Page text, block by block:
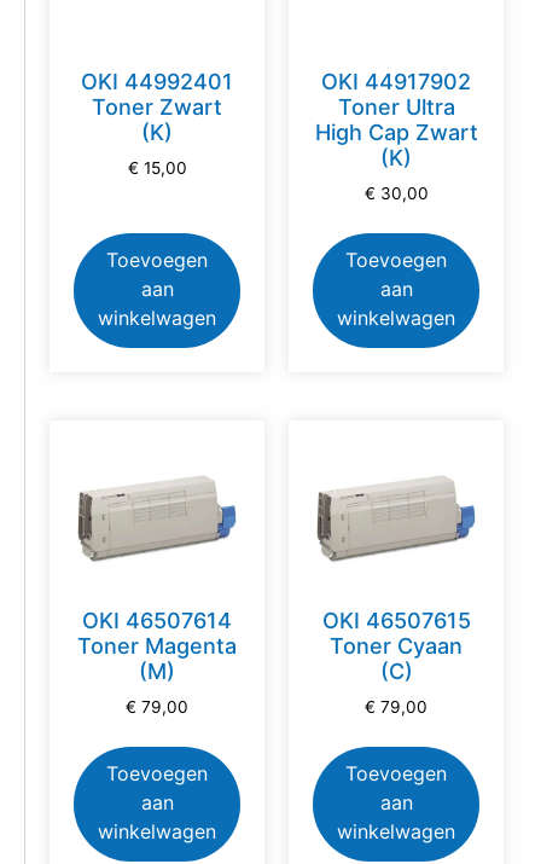
OKI 44992401
Toner Zwart
(K)
€ 15,00
Toevoegen
aan
winkelwagen
OKI 44917902
Toner Ultra
High Cap Zwart
(K)
€ 30,00
Toevoegen
aan
winkelwagen
OKI 46507614
Toner Magenta
(M)
€ 79,00
Toevoegen
aan
winkelwagen
OKI 46507615
Toner Cyaan
(C)
€ 79,00
Toevoegen
aan
winkelwagen